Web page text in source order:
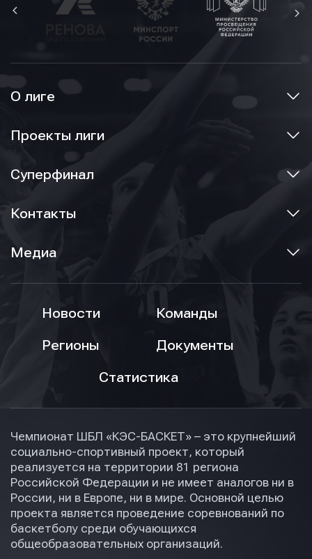
О лиге
Проекты лиги
Суперфинал
Контакты
Медиа
Новости
Команды
Регионы
Документы
Статистика
Чемпионат ШБЛ «КЭС-БАСКЕТ» – это крупнейший
социально-спортивный проект, который
реализуется на территории 81 региона
Российской Федерации и не имеет аналогов ни в
России, ни в Европе, ни в мире. Основной целью
проекта является проведение соревнований по
баскетболу среди обучающихся
общеобразовательных организаций.